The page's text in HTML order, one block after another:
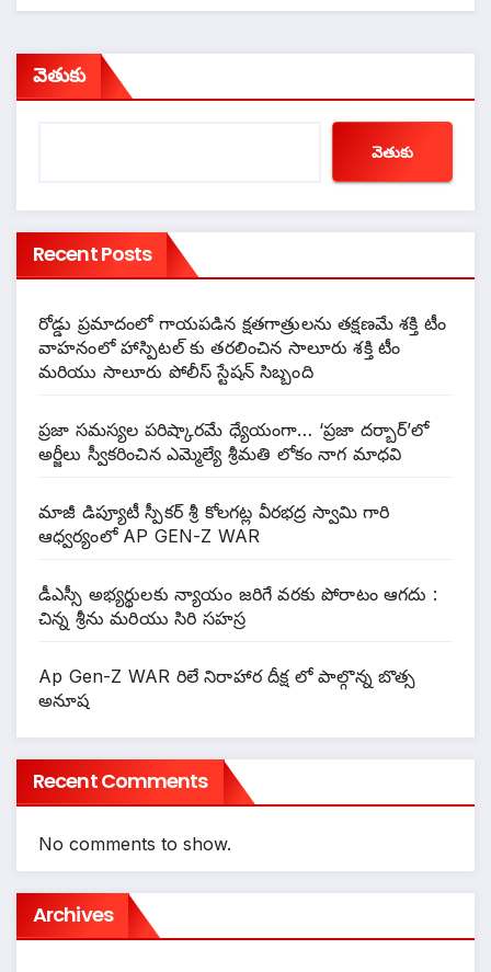
వెతుకు
వెతుకు
Recent Posts
రోడ్డు ప్రమాదంలో గాయపడిన క్షతగాత్రులను తక్షణమే శక్తి టీం
వాహనంలో హాస్పిటల్ కు తరలించిన సాలూరు శక్తి టీం
మరియు సాలూరు పోలీస్ స్టేషన్ సిబ్బంది
ప్రజా సమస్యల పరిష్కారమే ధ్యేయంగా… ‘ప్రజా దర్బార్’లో
అర్జీలు స్వీకరించిన ఎమ్మెల్యే శ్రీమతి లోకం నాగ మాధవి
మాజీ డిప్యూటీ స్పీకర్ శ్రీ కోలగట్ల వీరభద్ర స్వామి గారి
ఆధ్వర్యంలో AP GEN-Z WAR
డీఎస్సీ అభ్యర్థులకు న్యాయం జరిగే వరకు పోరాటం ఆగదు :
చిన్న శ్రీను మరియు సిరి సహస్ర
Ap Gen-Z WAR రిలే నిరాహార దీక్ష లో పాల్గొన్న బొత్స
అనూష
Recent Comments
No comments to show.
Archives